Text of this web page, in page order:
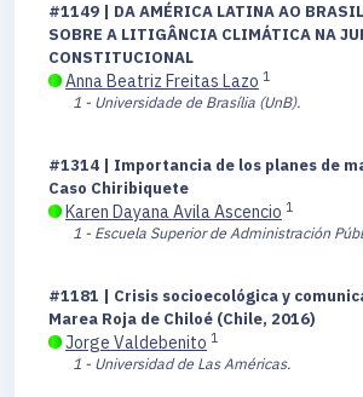
#1149 | DA AMÉRICA LATINA AO
SOBRE A LITIGÂNCIA CLIMÁTICA NA
CONSTITUCIONAL
Anna Beatriz Freitas Lazo 1
1 - Universidade de Brasília (UnB).
#1314 | Importancia de los planes de
Caso Chiribiquete
Karen Dayana Avila Ascencio 1
1 - Escuela Superior de Administración
#1181 | Crisis socioecológica y
Marea Roja de Chiloé (Chile, 2016)
Jorge Valdebenito 1
1 - Universidad de Las Américas.